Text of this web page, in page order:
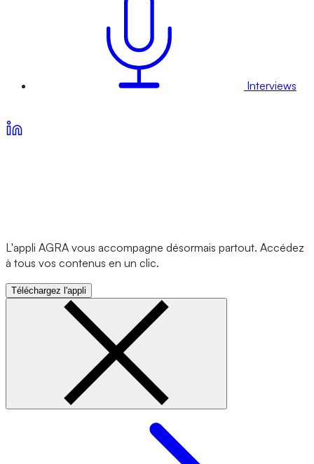
Interviews
L'appli AGRA vous accompagne désormais partout. Accédez
à tous vos contenus en un clic.
Téléchargez l'appli